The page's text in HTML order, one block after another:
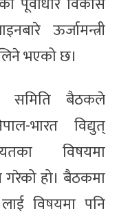
ऊर्जामन्त्री
भएको छ।
समिति बैठकले
भारत विद्युत्
विषयमा
गरेको हो। बैठकमा
विषयमा पनि